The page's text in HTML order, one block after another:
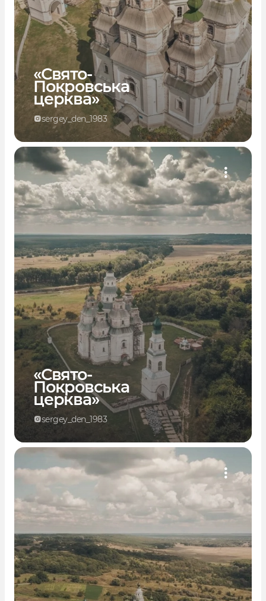
«Свято-
Покровська
церква»
sergey_den_1983
«Свято-
Покровська
церква»
sergey_den_1983